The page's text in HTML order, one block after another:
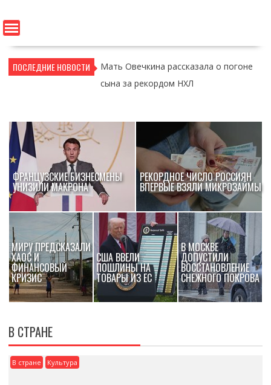
ПОСЛЕДНИЕ НОВОСТИ
Мать Овечкина рассказала о погоне
сына за рекордом НХЛ
ФРАНЦУЗСКИЕ БИЗНЕСМЕНЫ
УНИЗИЛИ МАКРОНА
РЕКОРДНОЕ ЧИСЛО РОССИЯН
ВПЕРВЫЕ ВЗЯЛИ МИКРОЗАЙМЫ
МИРУ ПРЕДСКАЗАЛИ
ХАОС И
ФИНАНСОВЫЙ
КРИЗИС
США ВВЕЛИ
ПОШЛИНЫ НА
ТОВАРЫ ИЗ ЕС
В МОСКВЕ
ДОПУСТИЛИ
ВОССТАНОВЛЕНИЕ
СНЕЖНОГО ПОКРОВА
В СТРАНЕ
В стране Культура